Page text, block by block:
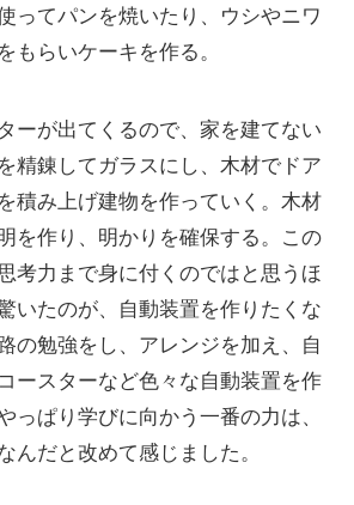
ってパンを焼いたり、ウシやニワ
もらいケーキを作る。
ーが出てくるので、家を建てない
精錬してガラスにし、木材でドア
積み上げ建物を作っていく。木材
を作り、明かりを確保する。この
考力まで身に付くのではと思うほ
いたのが、自動装置を作りたくな
の勉強をし、アレンジを加え、自
ースターなど色々な自動装置を作
っぱり学びに向かう一番の力は、
んだと改めて感じました。